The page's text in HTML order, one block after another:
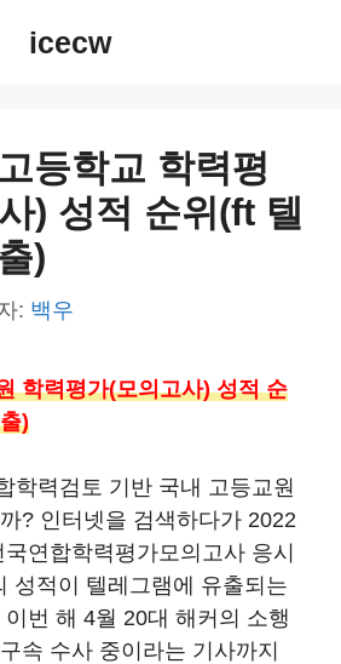
icecw
등학교 학력평
) 성적 순위(ft 텔
)
: 백우
학력평가(모의고사) 성적 순
)
학력검토 기반 국내 고등교원
? 인터넷을 검색하다가 2022
연합학력평가모의고사 응시
성적이 텔레그램에 유출되는
번 해 4월 20대 해커의 소행
속 수사 중이라는 기사까지